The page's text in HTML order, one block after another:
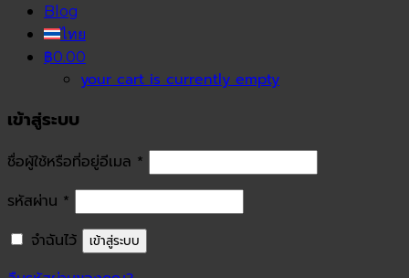
Blog
ไทย
฿0.00
your cart is currently empty
เข้าสู่ระบบ
ชื่อผู้ใช้หรือที่อยู่อีเมล *
รหัสผ่าน *
จำฉันไว้
เข้าสู่ระบบ